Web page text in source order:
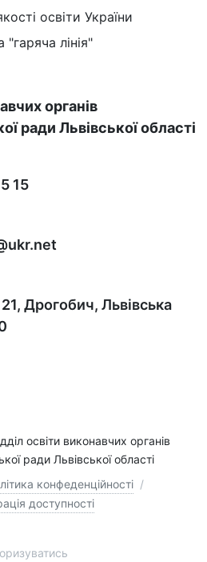
освіти України
лінія"
органів
ради Львівської області
15
Дрогобич, Львівська
освіти виконавчих органів
ради Львівської області
конфеденційності /
доступності